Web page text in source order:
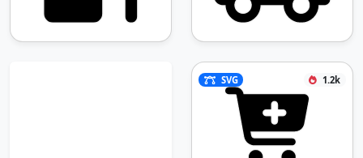
SVG 1.2k